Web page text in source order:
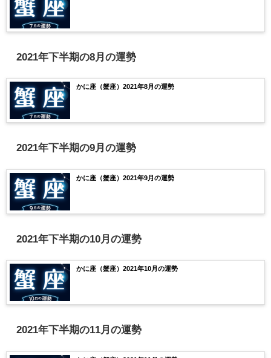
2021年下半期の8月の運勢
かに座（蟹座）2021年8月の運勢
2021年下半期の9月の運勢
かに座（蟹座）2021年9月の運勢
2021年下半期の10月の運勢
かに座（蟹座）2021年10月の運勢
2021年下半期の11月の運勢